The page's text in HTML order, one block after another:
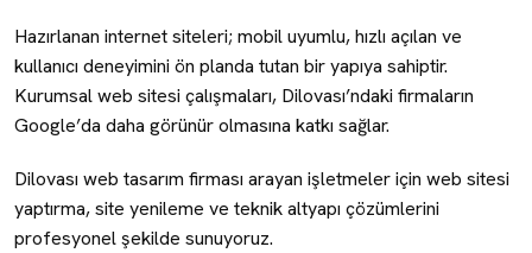
Hazırlanan internet siteleri; mobil uyumlu, hızlı açılan ve
kullanıcı deneyimini ön planda tutan bir yapıya sahiptir.
Kurumsal web sitesi çalışmaları, Dilovası’ndaki firmaların
Google’da daha görünür olmasına katkı sağlar.
Dilovası web tasarım firması arayan işletmeler için web sitesi
yaptırma, site yenileme ve teknik altyapı çözümlerini
profesyonel şekilde sunuyoruz.